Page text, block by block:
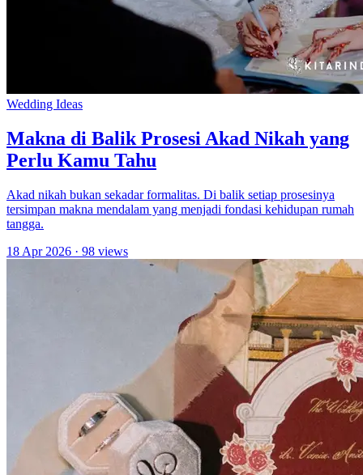
Wedding Ideas
Makna di Balik Prosesi Akad Nikah yang
Perlu Kamu Tahu
Akad nikah bukan sekadar formalitas. Di balik setiap prosesinya
tersimpan makna mendalam yang menjadi fondasi kehidupan rumah
tangga.
18 Apr 2026 · 98 views